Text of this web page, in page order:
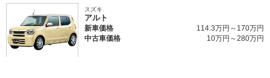
スズキ
アルト
新車価格
114.3万円～170万円
中古車価格
10万円～280万円